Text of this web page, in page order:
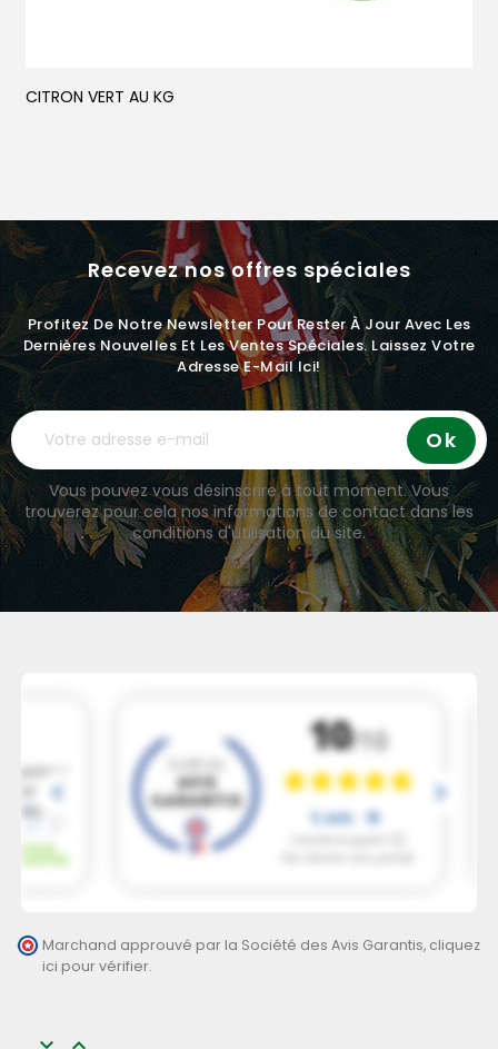
CITRON VERT AU KG
Recevez nos offres spéciales
Profitez De Notre Newsletter Pour Rester À Jour Avec Les
Dernières Nouvelles Et Les Ventes Spéciales. Laissez Votre
Adresse E-Mail Ici!
Vous pouvez vous désinscrire à tout moment. Vous
trouverez pour cela nos informations de contact dans les
conditions d'utilisation du site.
Marchand approuvé par la Société des Avis Garantis, cliquez
ici pour vérifier.